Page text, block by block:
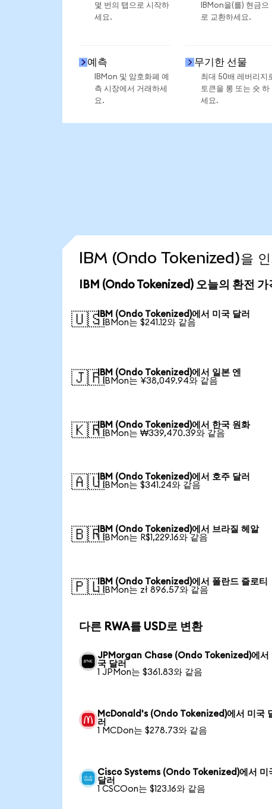
몇 번의 탭으로 시작하
세요.
IBMon을(를) 현금으
로 교환하세요.
예측
IBMon 및 암호화폐 예
측 시장에서 거래하세
요.
무기한 선물
최대 50배 레버리지
토큰을 롱 또는 숏 하
세요.
IBM (Ondo Tokenized)을 인
IBM (Ondo Tokenized) 오늘의 환전 가
🇺🇸IBM (Ondo Tokenized)에서 미국 달러
1 IBMon는 $241.12와 같음
🇯🇵IBM (Ondo Tokenized)에서 일본 엔
1 IBMon는 ¥38,049.94와 같음
🇰🇷IBM (Ondo Tokenized)에서 한국 원화
1 IBMon는 ₩339,470.39와 같음
🇦🇺IBM (Ondo Tokenized)에서 호주 달러
1 IBMon는 $341.24와 같음
🇧🇷IBM (Ondo Tokenized)에서 브라질 헤알
1 IBMon는 R$1,229.16와 같음
🇵🇱IBM (Ondo Tokenized)에서 폴란드 즐로티
1 IBMon는 zł 896.57와 같음
다른 RWA를 USD로 변환
JPMorgan Chase (Ondo Tokenized)에서
국 달러
1 JPMon는 $361.83와 같음
McDonald's (Ondo Tokenized)에서 미국
러
1 MCDon는 $278.73와 같음
Cisco Systems (Ondo Tokenized)에서 미
달러
1 CSCOon는 $123.16와 같음